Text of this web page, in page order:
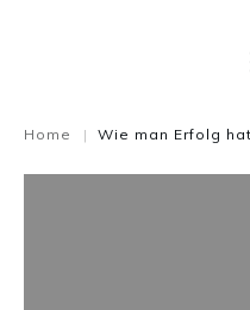
Home |